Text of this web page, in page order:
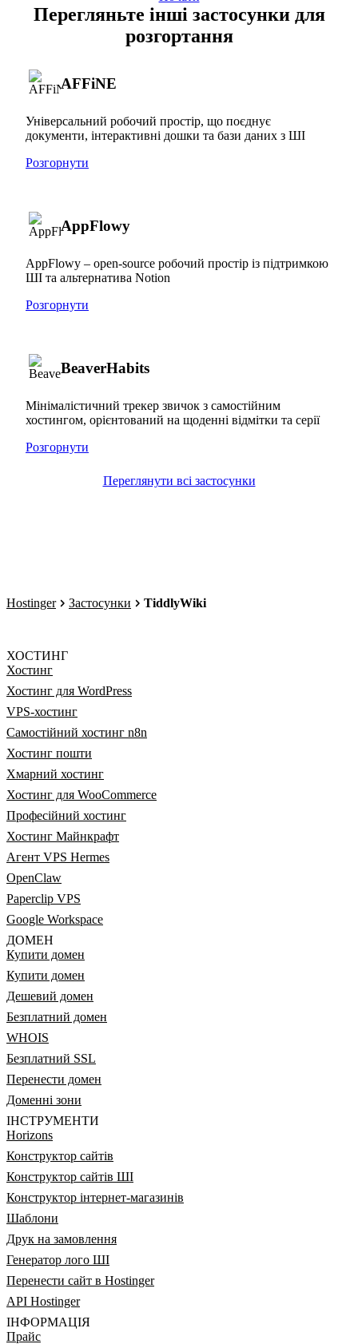
Перегляньте інші застосунки для
розгортання
AFFiNE
Універсальний робочий простір, що поєднує
документи, інтерактивні дошки та бази даних з ШІ
Розгорнути
AppFlowy
AppFlowy – open-source робочий простір із підтримкою
ШІ та альтернатива Notion
Розгорнути
BeaverHabits
Мінімалістичний трекер звичок з самостійним
хостингом, орієнтований на щоденні відмітки та серії
Розгорнути
Переглянути всі застосунки
Hostinger Застосунки TiddlyWiki
ХОСТИНГ
Хостинг
Хостинг для WordPress
VPS-хостинг
Самостійний хостинг n8n
Хостинг пошти
Хмарний хостинг
Хостинг для WooCommerce
Професійний хостинг
Хостинг Майнкрафт
Агент VPS Hermes
OpenClaw
Paperclip VPS
Google Workspace
ДОМЕН
Купити домен
Купити домен
Дешевий домен
Безплатний домен
WHOIS
Безплатний SSL
Перенести домен
Доменні зони
ІНСТРУМЕНТИ
Horizons
Конструктор сайтів
Конструктор сайтів ШІ
Конструктор інтернет-магазинів
Шаблони
Друк на замовлення
Генератор лого ШІ
Перенести сайт в Hostinger
API Hostinger
ІНФОРМАЦІЯ
Прайс